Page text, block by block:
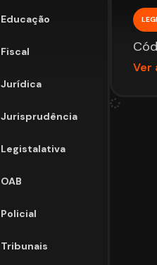
Educação
Fiscal
Jurídica
Jurisprudência
Legistalativa
OAB
Policial
Tribunais
Ver